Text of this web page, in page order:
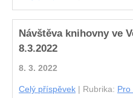
Návštěva knihovny ve
8.3.2022
8. 3. 2022
Celý příspěvek | Rubrika: Pro